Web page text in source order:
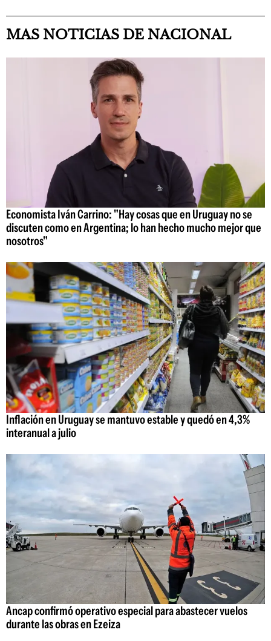
MAS NOTICIAS DE NACIONAL
Economista Iván Carrino: "Hay cosas que en Uruguay no se
discuten como en Argentina; lo han hecho mucho mejor que
nosotros"
Inflación en Uruguay se mantuvo estable y quedó en 4,3%
interanual a julio
Ancap confirmó operativo especial para abastecer vuelos
durante las obras en Ezeiza